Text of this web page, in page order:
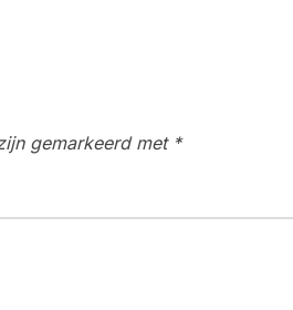
gemarkeerd met *